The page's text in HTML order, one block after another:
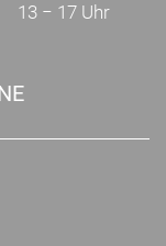
13 − 17 Uhr